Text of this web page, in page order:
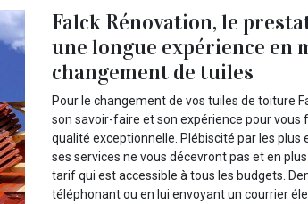
Falck Rénovation, le
une longue expérience en
changement de tuiles
Pour le changement de vos tuiles de toiture
son savoir-faire et son expérience pour vous
qualité exceptionnelle. Plébiscité par les plus
ses services ne vous décevront pas et en
tarif qui est accessible à tous les budgets.
téléphonant ou en lui envoyant un courrier